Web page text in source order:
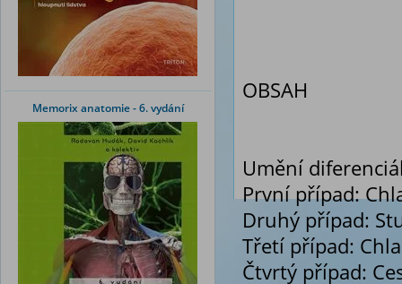
Memorix anatomie - 6. vydání
OBSAH
Umění
První případ:
Druhý případ:
Třetí případ:
Čtvrtý případ: